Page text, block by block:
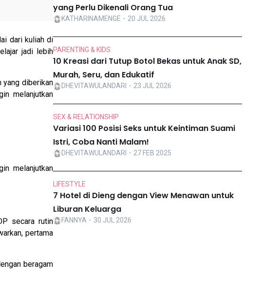
dari kuliah di
jadi lebih
yang diberikan
melanjutkan
melanjutkan
secara rutin
pertama
beragam
yang Perlu Dikenali Orang Tua
KATHARINAMENGE ・20 JUL 2026
PARENTING & KIDS
10 Kreasi dari Tutup Botol Bekas untuk Anak SD,
Murah, Seru, dan Edukatif
DHEVITAWULANDARI ・23 JUL 2026
SEX & RELATIONSHIP
Variasi 100 Posisi Seks untuk Keintiman Suami
Istri, Coba Nanti Malam!
DHEVITAWULANDARI ・27 FEB 2025
LIFESTYLE
7 Hotel di Dieng dengan View Menawan untuk
Liburan Keluarga
FANNYA ・30 JUL 2026